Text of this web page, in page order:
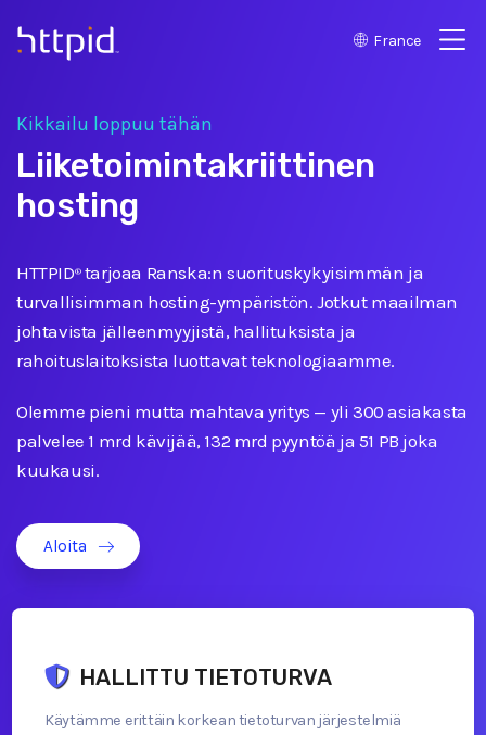
™
France
Kikkailu loppuu tähän
Liiketoimintakriittinen
hosting
HTTPID®tarjoaa Ranska:n suorituskykyisimmän ja
turvallisimman hosting-ympäristön. Jotkut maailman
johtavista jälleenmyyjistä, hallituksista ja
rahoituslaitoksista luottavat teknologiaamme.
Olemme pieni mutta mahtava yritys — yli 300 asiakasta
palvelee 1 mrd kävijää, 132 mrd pyyntöä ja 51 PB joka
kuukausi.
Aloita
HALLITTU TIETOTURVA
Käytämme erittäin korkean tietoturvan järjestelmiä